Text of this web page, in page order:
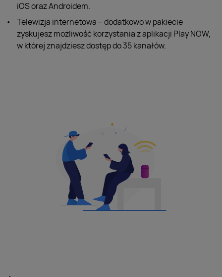
iOS oraz Androidem.
Telewizja internetowa – dodatkowo w pakiecie
zyskujesz możliwość korzystania z aplikacji Play NOW,
w której znajdziesz dostęp do 35 kanałów.